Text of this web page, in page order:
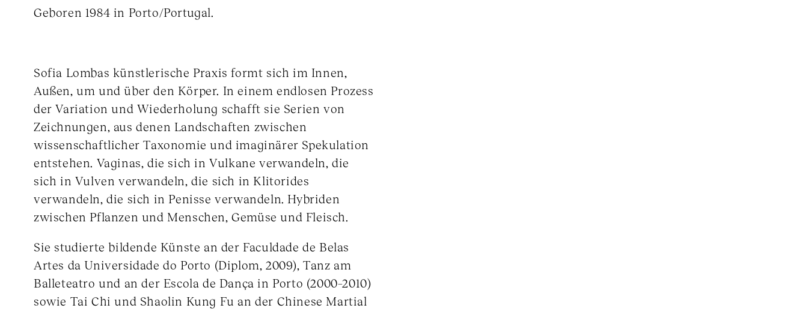
Geboren 1984 in Porto/Portugal.
Sofia Lombas künstlerische Praxis formt sich im Innen,
Außen, um und über den Körper. In einem endlosen Prozess
der Variation und Wiederholung schafft sie Serien von
Zeichnungen, aus denen Landschaften zwischen
wissenschaftlicher Taxonomie und imaginärer Spekulation
entstehen. Vaginas, die sich in Vulkane verwandeln, die
sich in Vulven verwandeln, die sich in Klitorides
verwandeln, die sich in Penisse verwandeln. Hybriden
zwischen Pflanzen und Menschen, Gemüse und Fleisch.
Sie studierte bildende Künste an der Faculdade de Belas
Artes da Universidade do Porto (Diplom, 2009), Tanz am
Balleteatro und an der Escola de Dança in Porto (2000–2010)
sowie Tai Chi und Shaolin Kung Fu an der Chinese Martial